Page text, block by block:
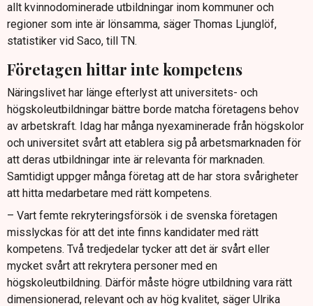
allt kvinnodominerade utbildningar inom kommuner och
regioner som inte är lönsamma, säger Thomas Ljunglöf,
statistiker vid Saco, till TN.
Företagen hittar inte kompetens
Näringslivet har länge efterlyst att universitets- och
högskoleutbildningar bättre borde matcha företagens behov
av arbetskraft. Idag har många nyexaminerade från högskolor
och universitet svårt att etablera sig på arbetsmarknaden för
att deras utbildningar inte är relevanta för marknaden.
Samtidigt uppger många företag att de har stora svårigheter
att hitta medarbetare med rätt kompetens.
– Vart femte rekryteringsförsök i de svenska företagen
misslyckas för att det inte finns kandidater med rätt
kompetens. Två tredjedelar tycker att det är svårt eller
mycket svårt att rekrytera personer med en
högskoleutbildning. Därför måste högre utbildning vara rätt
dimensionerad, relevant och av hög kvalitet, säger Ulrika